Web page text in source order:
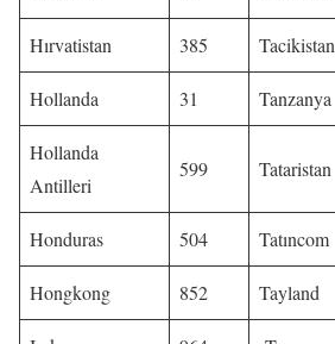
Hırvatistan 385 Tacikistan
Hollanda 31 Tanzanya
Hollanda
Antilleri
599 Tataristan
Honduras 504 Tatıncom
Hongkong 852 Tayland